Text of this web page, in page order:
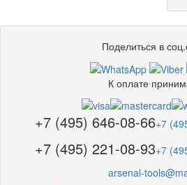
Поделиться в
К оплате
+7 (495) 646-08-66+7
+7 (495) 221-08-93+7
arsenal-